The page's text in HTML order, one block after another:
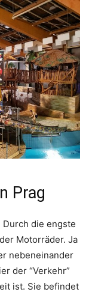
Prag
die engste
Motorräder. Ja
nebeneinander
der “Verkehr”
ist. Sie befindet